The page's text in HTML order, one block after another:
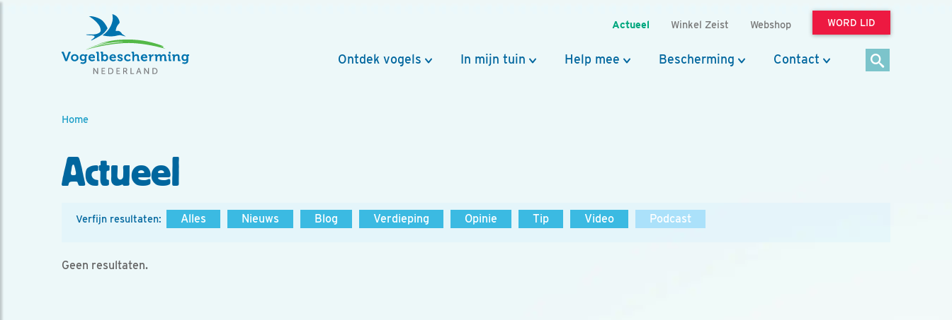
Actueel Winkel Zeist Webshop WORD LID
Ontdek vogels In mijn tuin Help mee Bescherming Contact
Home
Actueel
Verfijn resultaten: Alles Nieuws Blog Verdieping Opinie Tip Video Podcast
Geen resultaten.